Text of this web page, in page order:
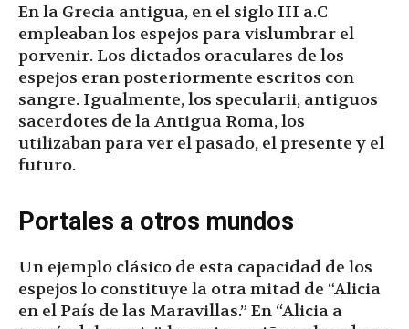
En la Grecia antigua, en el siglo III a.C
empleaban los espejos para vislumbrar el
porvenir. Los dictados oraculares de los
espejos eran posteriormente escritos con
sangre. Igualmente, los specularii, antiguos
sacerdotes de la Antigua Roma, los
utilizaban para ver el pasado, el presente y el
futuro.
Portales a otros mundos
Un ejemplo clásico de esta capacidad de los
espejos lo constituye la otra mitad de “Alicia
en el País de las Maravillas.” En “Alicia a